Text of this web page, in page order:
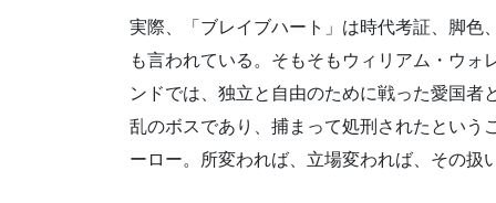
実際、「ブレイブハート」は時代考証、脚色
も言われている。そもそもウィリアム・ウ
ンドでは、独立と自由のために戦った愛国
乱のボスであり、捕まって処刑されたという
ーロー。所変われば、立場変われば、その扱